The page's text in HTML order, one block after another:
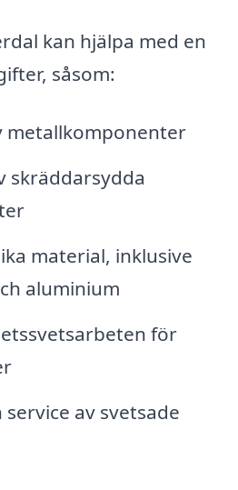
kan hjälpa med en
såsom:
metallkomponenter
skräddarsydda
material, inklusive
aluminium
för
av svetsade